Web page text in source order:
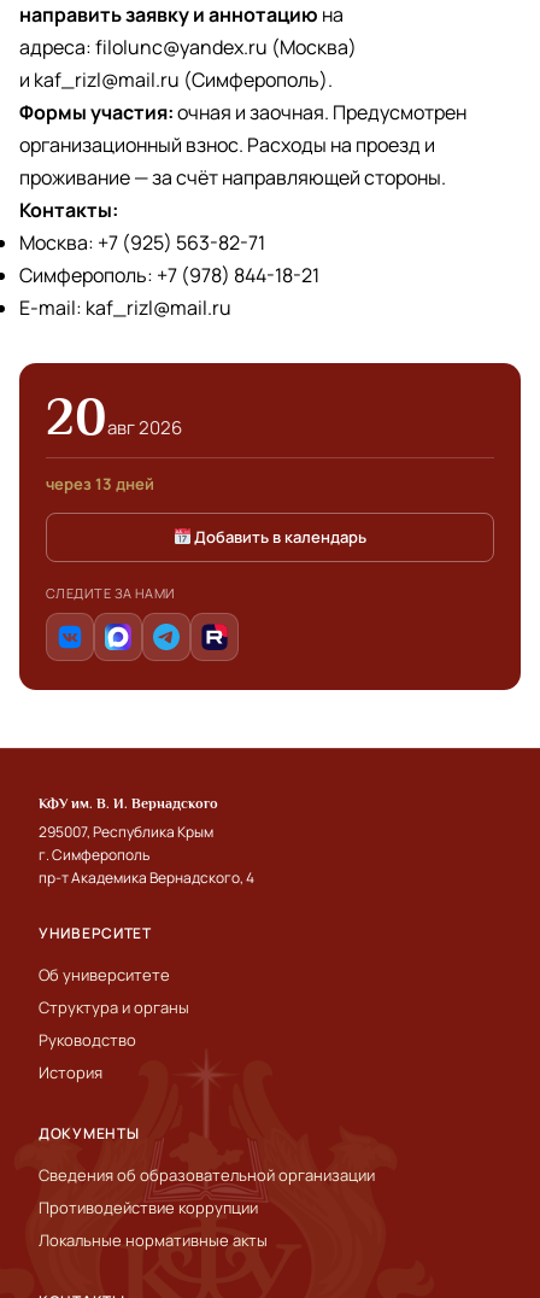
направить заявку и аннотацию на
адреса:filolunc@yandex.ru (Москва)
и kaf_rizl@mail.ru (Симферополь).
Формы участия:очная и заочная. Предусмотрен
организационный взнос. Расходы на проезд и
проживание — за счёт направляющей стороны.
Контакты:
Москва: +7 (925) 563-82-71
Симферополь: +7 (978) 844-18-21
E-mail: kaf_rizl@mail.ru
20авг 2026
через 13 дней
Добавить в календарь
СЛЕДИТЕ ЗА НАМИ
КФУ им. В. И. Вернадского
295007, Республика Крым
г. Симферополь
пр-т Академика Вернадского, 4
УНИВЕРСИТЕТ
Об университете
Структура и органы
Руководство
История
ДОКУМЕНТЫ
Сведения об образовательной организации
Противодействие коррупции
Локальные нормативные акты